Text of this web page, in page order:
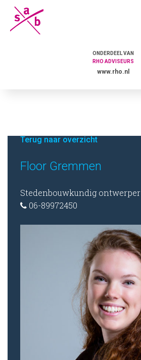
ONDERDEEL VAN
RHO ADVISEURS
www.rho.nl
Terug naar overzicht
Floor Gremmen
Stedenbouwkundig ontwerper
06-89972450